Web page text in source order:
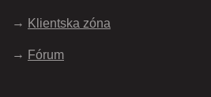
Klientska zóna
Fórum